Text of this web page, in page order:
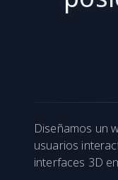
Diseñamos un
usuarios
interfaces 3D